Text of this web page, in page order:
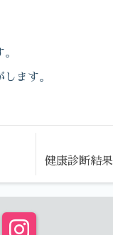
ます。
健康診断結果